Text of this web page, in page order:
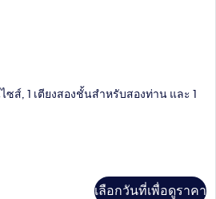
ซส์, 1 เตียงสองชั้นสำหรับสองท่าน และ 1
เลือกวันที่เพื่อดูราคา